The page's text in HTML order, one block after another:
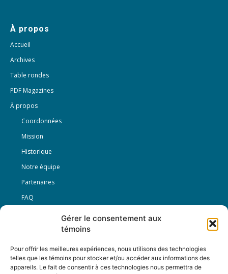
Gérer le consentement aux
témoins
Pour offrir les meilleures expériences, nous utilisons des technologies
telles que les témoins pour stocker et/ou accéder aux informations des
appareils. Le fait de consentir à ces technologies nous permettra de
À propos
Accueil
Archives
Table rondes
PDF Magazines
À propos
Coordonnées
Mission
Historique
Notre équipe
Partenaires
FAQ
Conditions générales